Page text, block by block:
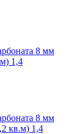
8 мм
1,4
8 мм
кв.м) 1,4